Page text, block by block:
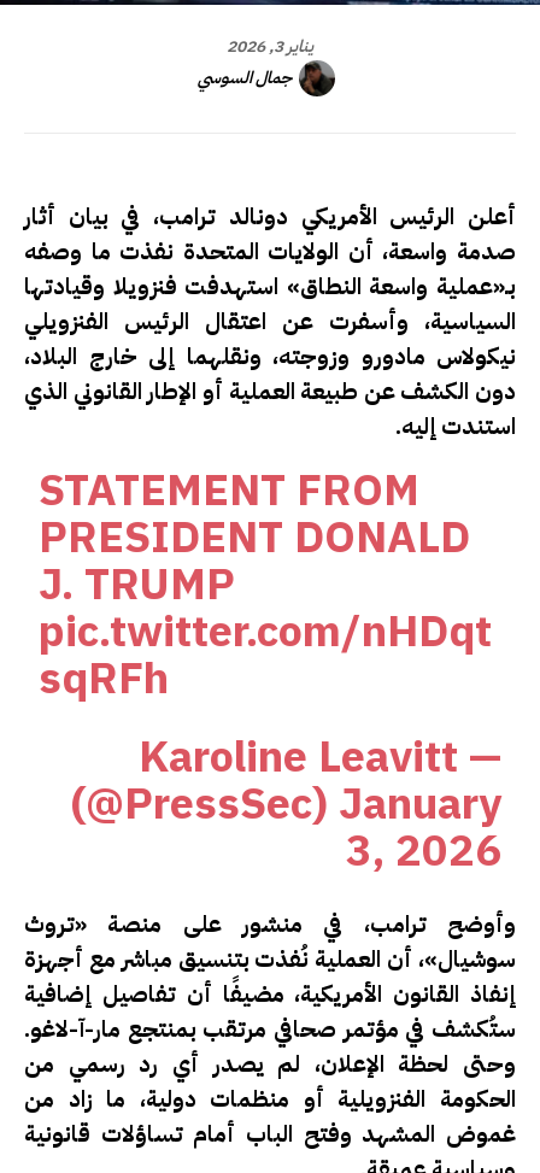
يناير 3, 2026
جمال السوسي
أعلن الرئيس الأمريكي دونالد ترامب، في بيان أثار
صدمة واسعة، أن الولايات المتحدة نفذت ما وصفه
بـ«عملية واسعة النطاق» استهدفت فنزويلا وقيادتها
السياسية، وأسفرت عن اعتقال الرئيس الفنزويلي
نيكولاس مادورو وزوجته، ونقلهما إلى خارج البلاد،
دون الكشف عن طبيعة العملية أو الإطار القانوني الذي
استندت إليه.
STATEMENT FROM
PRESIDENT DONALD
J. TRUMP
pic.twitter.com/nHDqt
sqRFh
— Karoline Leavitt
(@PressSec) January
3, 2026
وأوضح ترامب، في منشور على منصة «تروث
سوشيال»، أن العملية نُفذت بتنسيق مباشر مع أجهزة
إنفاذ القانون الأمريكية، مضيفًا أن تفاصيل إضافية
ستُكشف في مؤتمر صحافي مرتقب بمنتجع مار-آ-لاغو.
وحتى لحظة الإعلان، لم يصدر أي رد رسمي من
الحكومة الفنزويلية أو منظمات دولية، ما زاد من
غموض المشهد وفتح الباب أمام تساؤلات قانونية